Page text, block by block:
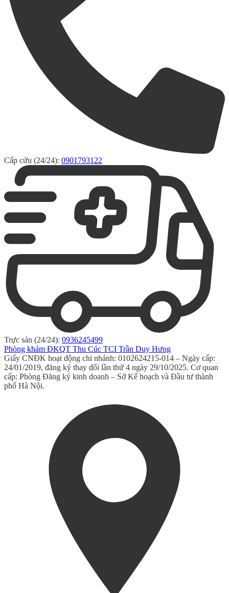
Cấp cứu (24/24): 0901793122
Trực sản (24/24): 0936245499
Phòng khám ĐKQT Thu Cúc TCI Trần Duy Hưng
Giấy CNĐK hoạt động chi nhánh: 0102624215-014 – Ngày cấp:
24/01/2019, đăng ký thay đổi lần thứ 4 ngày 29/10/2025. Cơ quan
cấp: Phòng Đăng ký kinh doanh – Sở Kế hoạch và Đầu tư thành
phố Hà Nội.